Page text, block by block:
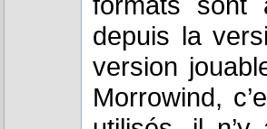
depuis la
version
Morrowind,